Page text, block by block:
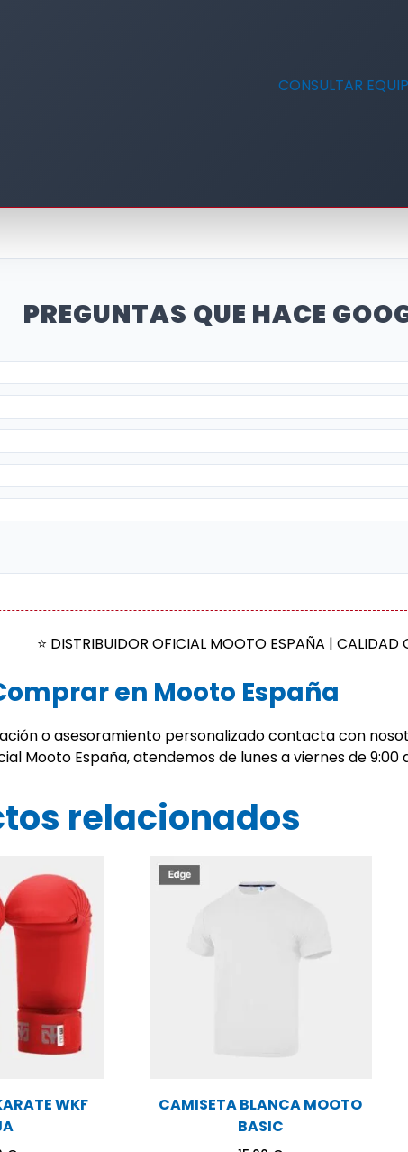
CONSULTAR
PREGUNTAS QUE HACE
⭐ DISTRIBUIDOR OFICIAL MOOTO ESPAÑA |
en Mooto España
o asesoramiento personalizado contacta con
Mooto España, atendemos de lunes a viernes de 9:00 a
relacionados
WKF
CAMISETA BLANCA MOOTO
BASIC